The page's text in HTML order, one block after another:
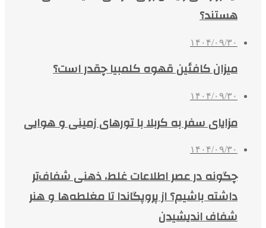
هستند؟
۱۴۰۴/۰۹/۳۰
میزان کافئین قهوه کلمبیا چقدر است؟
۱۴۰۴/۰۹/۳۰
مزایای سفر به کربلا با تورهای زمینی و هوایی
۱۴۰۴/۰۹/۳۰
چگونه در عصر اطلاعات غلط، ذهنی شفاف‌تر
داشته باشیم؟ از پروپگاندا تا مغلطه‌ها و هنر
شفاف اندیشیدن